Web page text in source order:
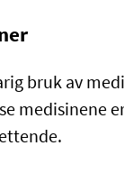
bruk av
medisinene